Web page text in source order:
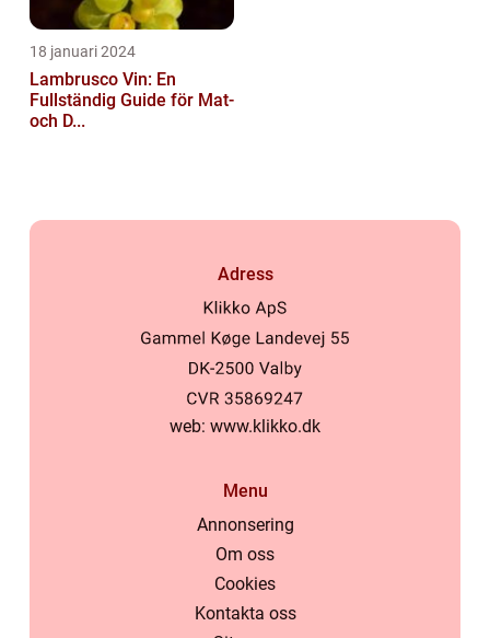
18 januari 2024
Lambrusco Vin: En
Fullständig Guide för Mat-
och D...
Adress
web: www.klikko.dk
Menu
Annonsering
Om oss
Cookies
Kontakta oss